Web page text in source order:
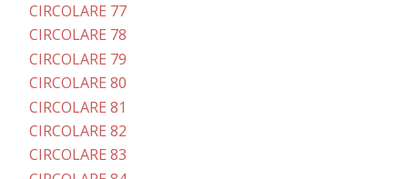
CIRCOLARE 77
CIRCOLARE 78
CIRCOLARE 79
CIRCOLARE 80
CIRCOLARE 81
CIRCOLARE 82
CIRCOLARE 83